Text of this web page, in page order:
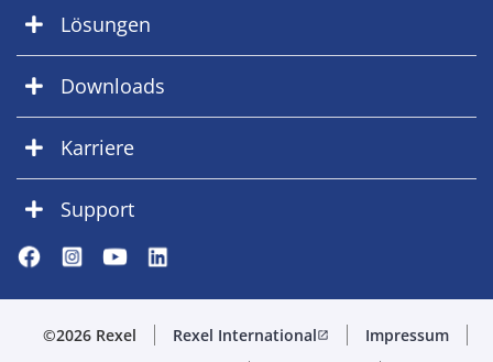
Lösungen
Downloads
Karriere
Support
©2026 Rexel Rexel Internationalopen_in_new
Impressum